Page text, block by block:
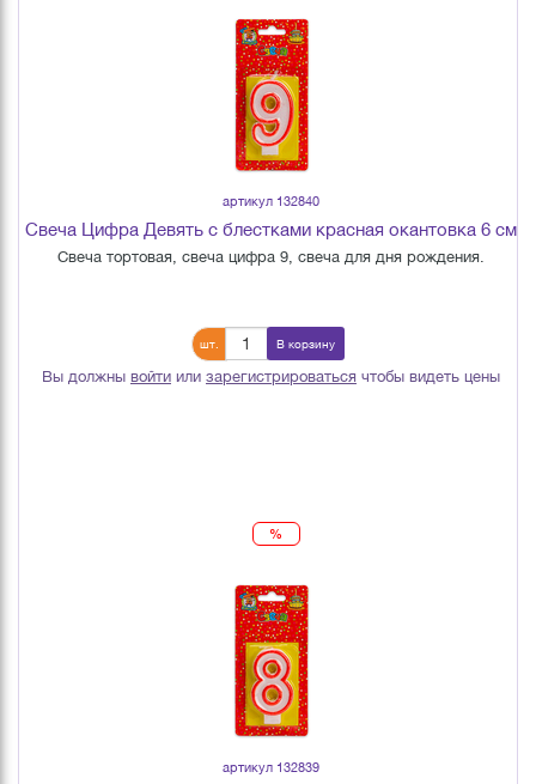
артикул 132840
Свеча Цифра Девять с блестками красная окантовка 6 см
Свеча тортовая, свеча цифра 9, свеча для дня рождения.
шт. В корзину
Вы должны войти или зарегистрироваться чтобы видеть цены
%
артикул 132839